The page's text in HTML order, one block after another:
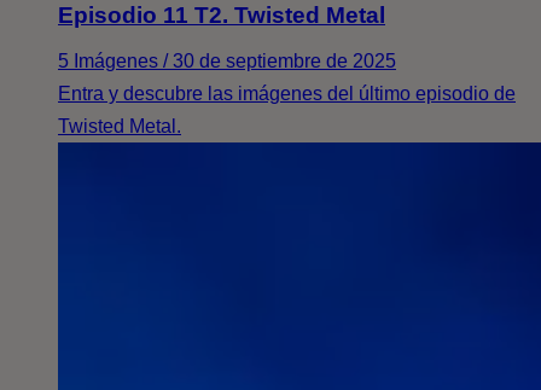
Episodio 11 T2. Twisted Metal
5 Imágenes / 30 de septiembre de 2025
Entra y descubre las imágenes del último episodio de
Twisted Metal.